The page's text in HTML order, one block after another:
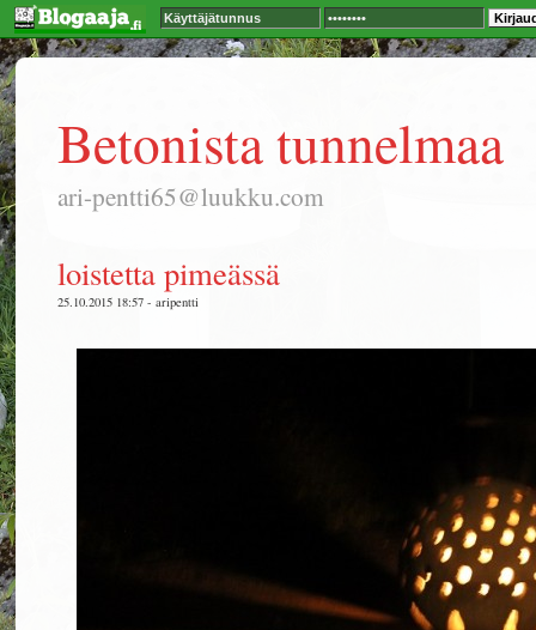
Betonista tunnelmaa
ari-pentti65@luukku.com
loistetta pimeässä
25.10.2015 18:57 - aripentti